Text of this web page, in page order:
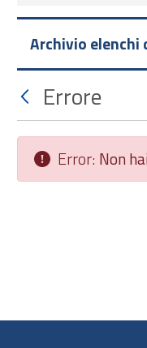
Archivio elenchi
Errore
Error: Non